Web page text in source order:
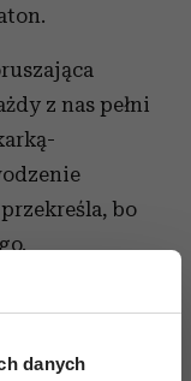
danych
z nas pełni
bo
nie da się